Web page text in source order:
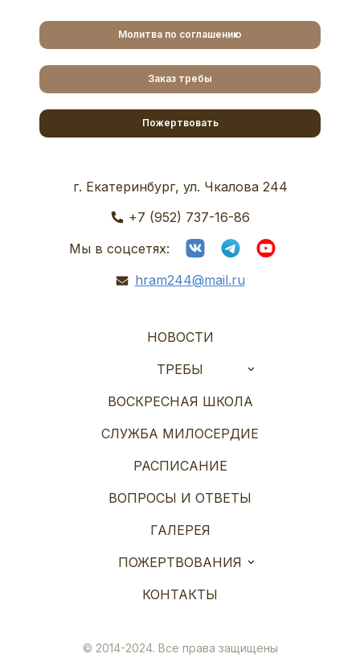
Молитва по соглашению
Заказ требы
Пожертвовать
г. Екатеринбург, ул. Чкалова 244
+7 (952) 737-16-86
Мы в соцсетях:
hram244@mail.ru
НОВОСТИ
ТРЕБЫ
ВОСКРЕСНАЯ ШКОЛА
СЛУЖБА МИЛОСЕРДИЕ
РАСПИСАНИЕ
ВОПРОСЫ И ОТВЕТЫ
ГАЛЕРЕЯ
ПОЖЕРТВОВАНИЯ
КОНТАКТЫ
© 2014-2024. Все права защищены